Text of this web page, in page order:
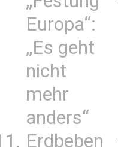
Europa“:
„Es geht
nicht
mehr
anders“
Erdbeben